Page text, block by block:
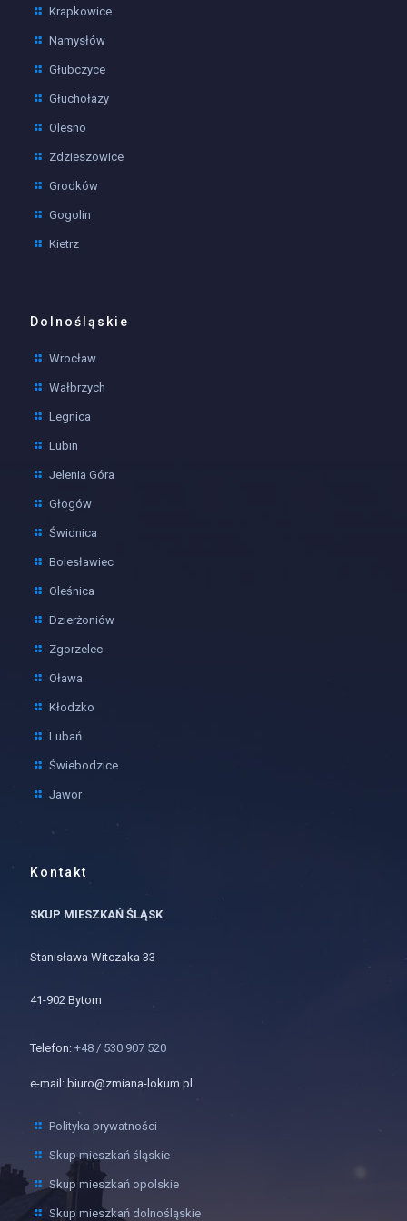
Krapkowice
Namysłów
Głubczyce
Głuchołazy
Olesno
Zdzieszowice
Grodków
Gogolin
Kietrz
Dolnośląskie
Wrocław
Wałbrzych
Legnica
Lubin
Jelenia Góra
Głogów
Świdnica
Bolesławiec
Oleśnica
Dzierżoniów
Zgorzelec
Oława
Kłodzko
Lubań
Świebodzice
Jawor
Kontakt
SKUP MIESZKAŃ ŚLĄSK
Stanisława Witczaka 33
41-902 Bytom
Telefon: +48 / 530 907 520
e-mail: biuro@zmiana-lokum.pl
Polityka prywatności
Skup mieszkań śląskie
Skup mieszkań opolskie
Skup mieszkań dolnośląskie